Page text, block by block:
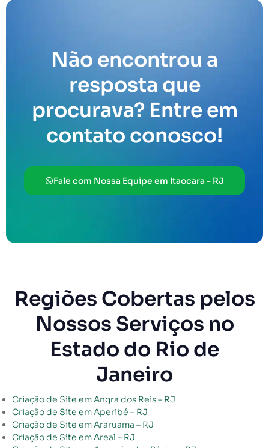
Não encontrou a
resposta que
procurava? Entre em
contato conosco!
Fale com Nossa Equipe em Itaocara - RJ
Regiões Cobertas pelos
Nossos Serviços no
Estado do Rio de
Janeiro
Criação de Site em Angra dos Reis – RJ
Criação de Site em Aperibé – RJ
Criação de Site em Araruama – RJ
Criação de Site em Areal – RJ